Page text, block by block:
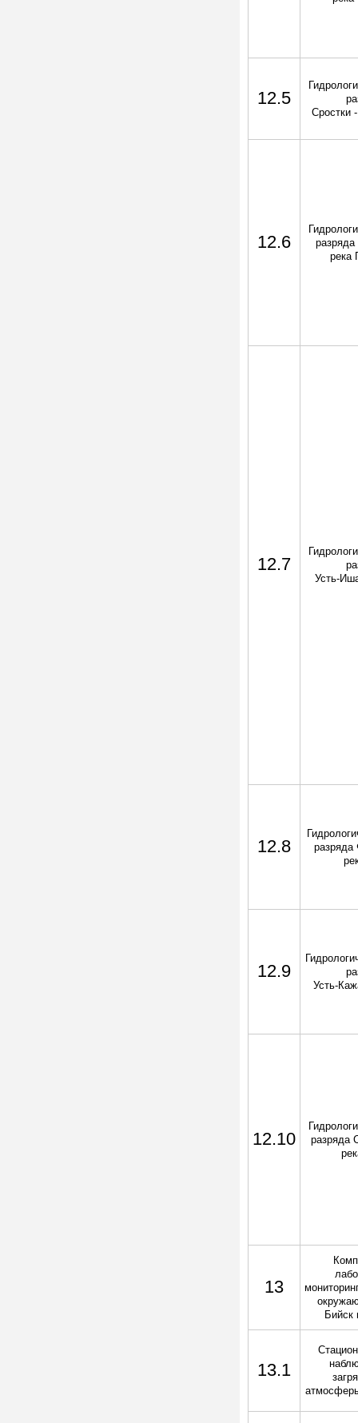
12.5
Сростки
12.6
разряда
река
12.7
Усть-
12.8
разряда
12.9
Усть-
12.10
разряда
13
Бийск
13.1